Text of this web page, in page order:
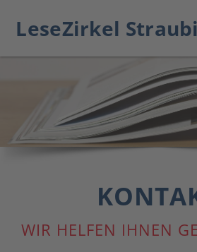
LeseZirkel
WIR HELFEN IHNEN